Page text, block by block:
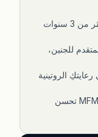
أخصائيو MFM لديهم تدريب إضافي لأكثر من 3 سنوات
للجنين،
الروتينية
أثبت التدخل المبكر من قبل متخصص MFM تحسن